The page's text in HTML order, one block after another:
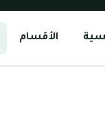
الأقسام